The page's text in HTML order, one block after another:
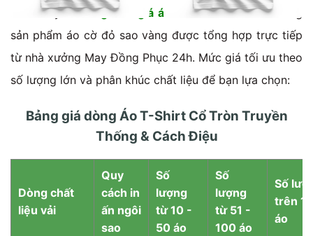
Dưới đây làbảng báo giá áo thunchi tiết cho dòng
sản phẩm áo cờ đỏ sao vàng được tổng hợp trực tiếp
từ nhà xưởng May Đồng Phục 24h. Mức giá tối ưu theo
số lượng lớn và phân khúc chất liệu để bạn lựa chọn:
Bảng giá dòng Áo T-Shirt Cổ Tròn Truyền
Thống & Cách Điệu
Dòng chất
liệu vải
Quy
cách in
ấn ngôi
sao
Số
lượng
từ 10 -
50 áo
Số
lượng
từ 51 -
100 áo
Số
trên
áo